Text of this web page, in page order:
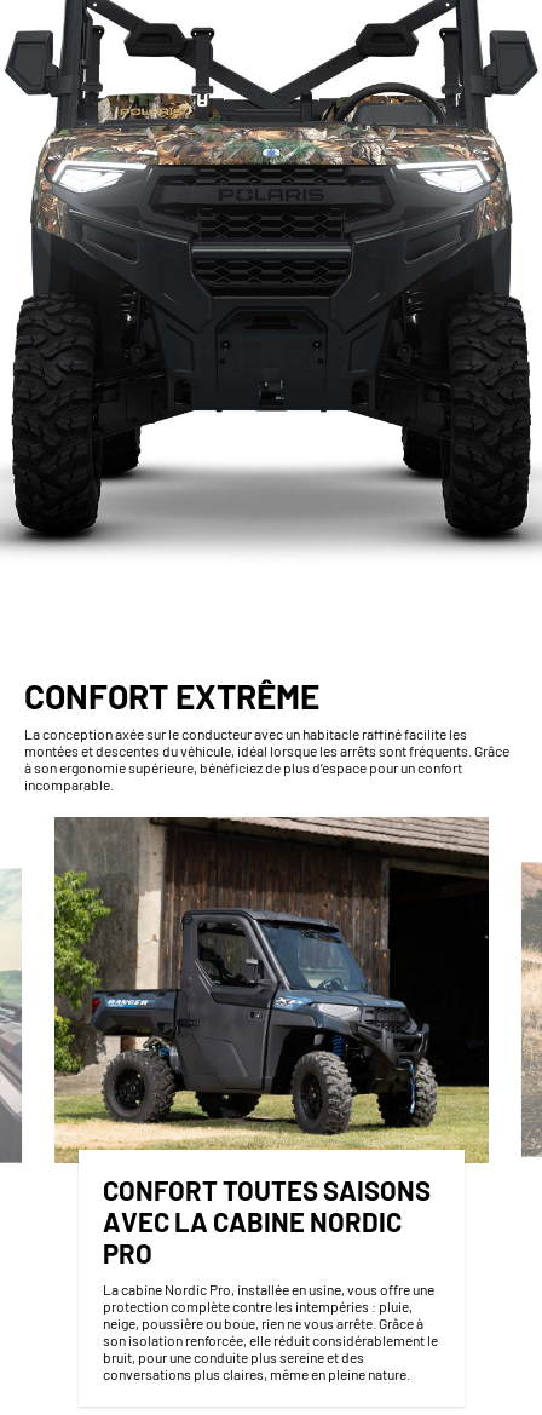
CONFORT EXTRÊME
La conception axée sur le conducteur avec un habitacle raffiné facilite les
montées et descentes du véhicule, idéal lorsque les arrêts sont fréquents. Grâce
à son ergonomie supérieure, bénéficiez de plus d’espace pour un confort
incomparable.
CONFORT TOUTES SAISONS
AVEC LA CABINE NORDIC
PRO
La cabine Nordic Pro, installée en usine, vous offre une
protection complète contre les intempéries : pluie,
neige, poussière ou boue, rien ne vous arrête. Grâce à
son isolation renforcée, elle réduit considérablement le
bruit, pour une conduite plus sereine et des
conversations plus claires, même en pleine nature.